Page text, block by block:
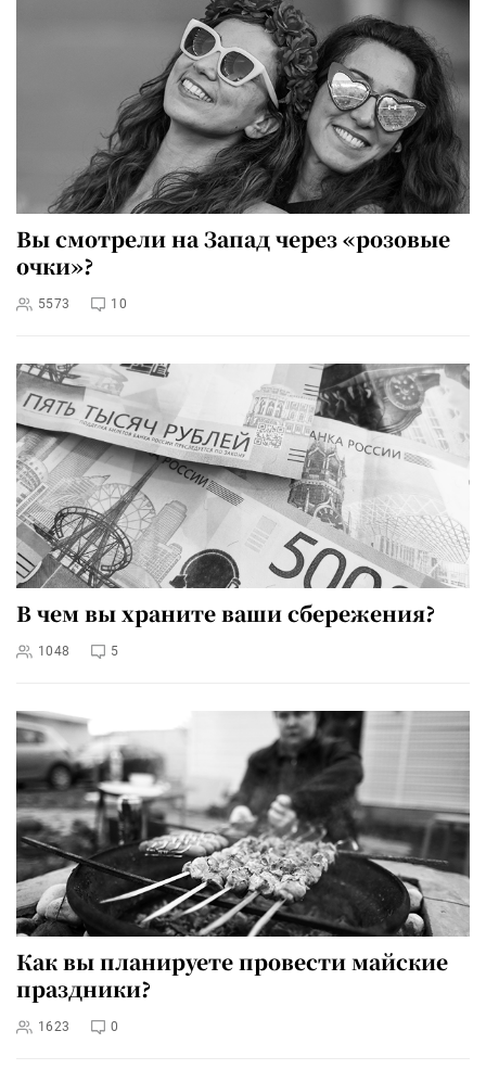
Вы смотрели на Запад через «розовые
очки»?
5573 10
В чем вы храните ваши сбережения?
1048 5
Как вы планируете провести майские
праздники?
1623 0